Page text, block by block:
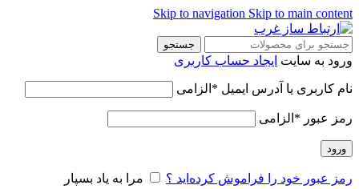
Skip to navigation Skip to main content
جستجو
ورود به سایت ایجاد حساب کاربری
نام کاربری یا آدرس ایمیل * الزامی
رمز عبور * الزامی
ورود
رمز عبور خود را فراموش کرده‌اید ؟ مرا به یاد بسپار